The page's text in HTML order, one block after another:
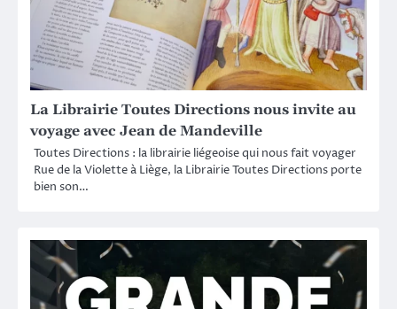
La Librairie Toutes Directions nous invite au
voyage avec Jean de Mandeville
Toutes Directions : la librairie liégeoise qui nous fait voyager
Rue de la Violette à Liège, la Librairie Toutes Directions porte
bien son…